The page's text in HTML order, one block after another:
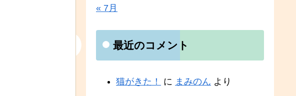
« 7月
最近のコメント
猫がきた！ に まみのん より